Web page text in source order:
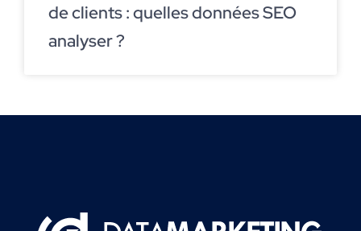
de clients : quelles données SEO
analyser ?